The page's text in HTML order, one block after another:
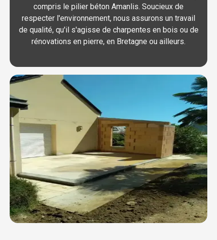
compris le pilier béton Amanlis. Soucieux de
respecter l'environnement, nous assurons un travail
de qualité, qu'il s'agisse de charpentes en bois ou de
rénovations en pierre, en Bretagne ou ailleurs.